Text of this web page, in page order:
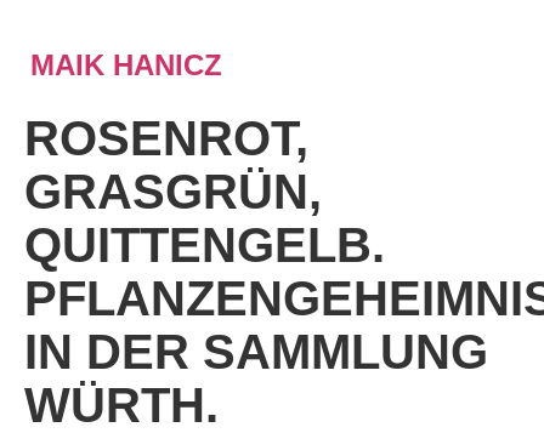
MAIK HANICZ
ROSENROT,
GRASGRÜN,
QUITTENGELB.
IN DER SAMMLUNG
WÜRTH.